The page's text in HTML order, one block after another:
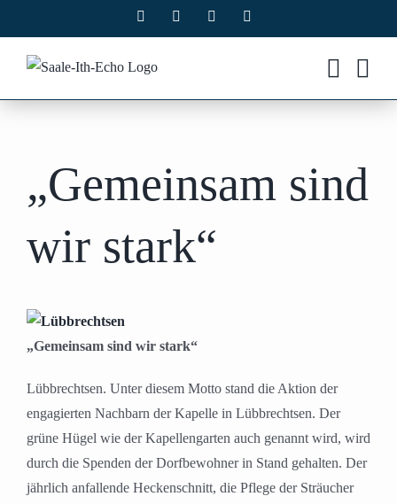
Inhalt
springen
Facebook Instagram
„Gemeinsam sind
wir stark“
„Gemeinsam sind wir stark“
Lübbrechtsen. Unter diesem Motto stand die Aktion der
engagierten Nachbarn der Kapelle in Lübbrechtsen. Der
grüne Hügel wie der Kapellengarten auch genannt wird, wird
durch die Spenden der Dorfbewohner in Stand gehalten. Der
jährlich anfallende Heckenschnitt, die Pflege der Sträucher